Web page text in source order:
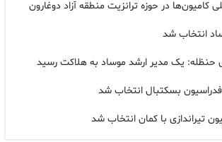
در حوزه ترانزیت منطقه آزاد دوغارون
انتخاب شد
حنظله: یک مدیر ارشد موساد به هلاکت رسید
بسکتبال انتخاب شد
تیراندازی با کمان انتخاب شد